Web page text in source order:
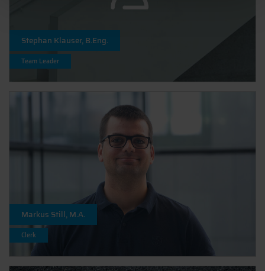
Stephan Klauser, B.Eng.
Team Leader
Markus Still, M.A.
Clerk